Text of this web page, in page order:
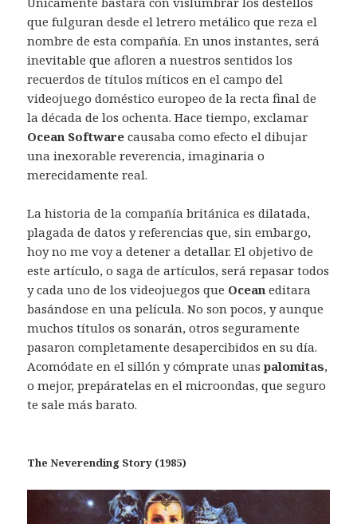
que fulguran desde el letrero metálico que reza el
nombre de esta compañía. En unos instantes, será
inevitable que afloren a nuestros sentidos los
recuerdos de títulos míticos en el campo del
videojuego doméstico europeo de la recta final de
la década de los ochenta. Hace tiempo, exclamar
Ocean Software causaba como efecto el dibujar
una inexorable reverencia, imaginaria o
merecidamente real.
La historia de la compañía británica es dilatada,
plagada de datos y referencias que, sin embargo,
hoy no me voy a detener a detallar. El objetivo de
este artículo, o saga de artículos, será repasar todos
y cada uno de los videojuegos que Oceaneditara
basándose en una película. No son pocos, y aunque
muchos títulos os sonarán, otros seguramente
pasaron completamente desapercibidos en su día.
Acomódate en el sillón y cómprate unaspalomitas,
o mejor, prepáratelas en el microondas, que seguro
te sale más barato.
The Neverending Story (1985)